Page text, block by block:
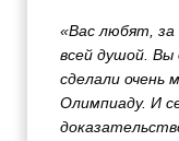
«Вас любят, за
всей душой.
сделали очень
Олимпиаду. И